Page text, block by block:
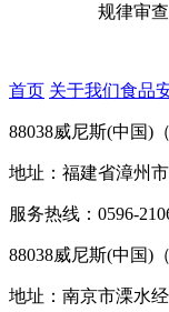
规律审
首页 关于我们食品
88038威尼斯(中国)
地址：福建省漳州
服务热线：0596-
88038威尼斯(中国)
地址：南京市溧水